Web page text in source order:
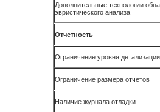
Дополнительные технологии
эвристического анализа
Отчетность
Ограничение уровня
Ограничение размера отчетов
Наличие журнала отладки